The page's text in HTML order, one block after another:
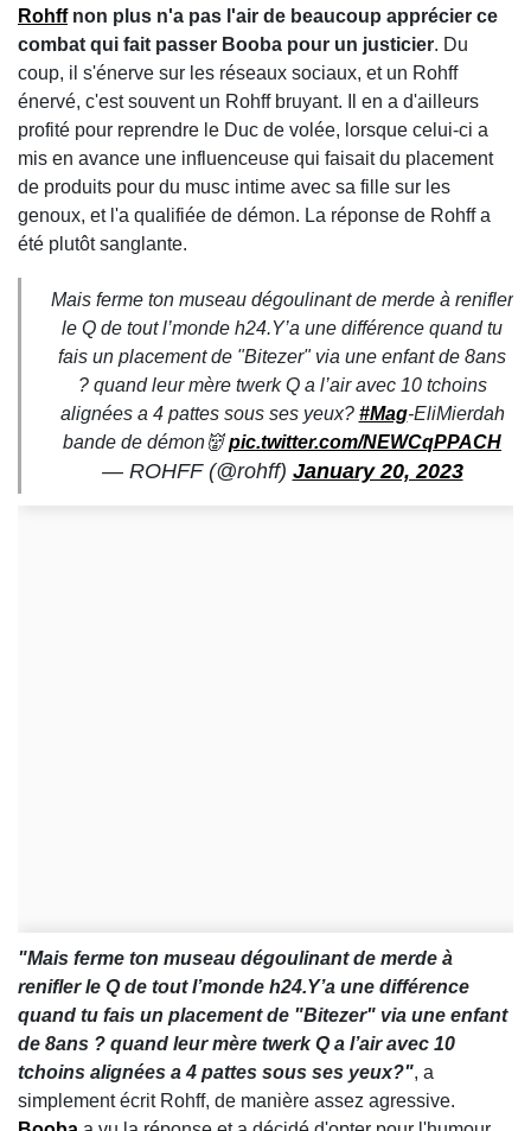
Rohffnon plus n'a pas l'air de beaucoup apprécier ce
combat qui fait passer Booba pour un justicier. Du
coup, il s'énerve sur les réseaux sociaux, et un Rohff
énervé, c'est souvent un Rohff bruyant. Il en a d'ailleurs
profité pour reprendre le Duc de volée, lorsque celui-ci a
mis en avance une influenceuse qui faisait du placement
de produits pour du musc intime avec sa fille sur les
genoux, et l'a qualifiée de démon. La réponse de Rohff a
été plutôt sanglante.
Mais ferme ton museau dégoulinant de merde à renifler
le Q de tout l’monde h24.Y’a une différence quand tu
fais un placement de "Bitezer" via une enfant de 8ans
? quand leur mère twerk Q a l’air avec 10 tchoins
alignées a 4 pattes sous ses yeux? #Mag-EliMierdah
bande de démon👹pic.twitter.com/NEWCqPPACH
— ROHFF (@rohff) January 20, 2023
"Mais ferme ton museau dégoulinant de merde à
renifler le Q de tout l’monde h24.Y’a une différence
quand tu fais un placement de "Bitezer" via une enfant
de 8ans ? quand leur mère twerk Q a l’air avec 10
tchoins alignées a 4 pattes sous ses yeux?", a
simplement écrit Rohff, de manière assez agressive.